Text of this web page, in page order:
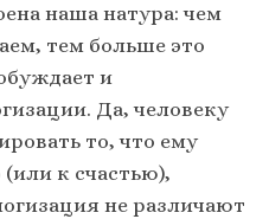
наша натура: чем
тем больше это
и
Да, человеку
то, что ему
к счастью),
не различают